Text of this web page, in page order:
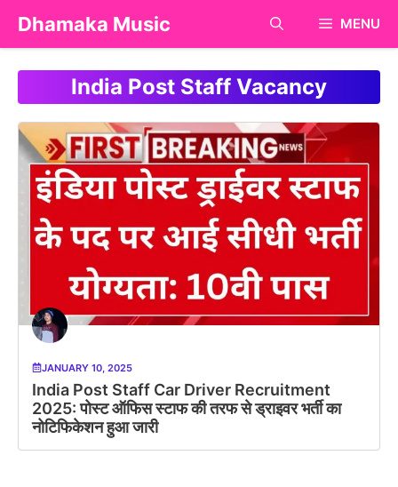
Skip
content
Dhamaka Music MENU
India Post Staff Vacancy
JANUARY 10, 2025
India Post Staff Car Driver Recruitment
2025: पोस्ट ऑफिस स्टाफ की तरफ से ड्राइवर भर्ती का
नोटिफिकेशन हुआ जारी